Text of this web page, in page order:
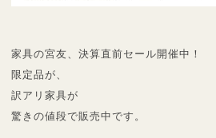
家具の宮友、決算直前セール開催中！
限定品が、
訳アリ家具が
驚きの値段で販売中です。